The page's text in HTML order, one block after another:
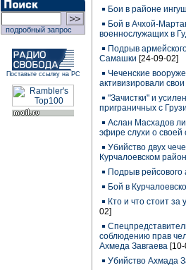
подробный запрос
Поставьте ссылку на РС
Бои в районе
Бой в Ачхой-
военнослужащих в
Подрыв
Самашки [24-09-02]
Чеченские
активизировали
"Зачистки" и
приграничных с
Аслан Масхадов
эфире слухи о своей
Убийство двух
Курчалоевском
Подрыв рейсового
Бой в
Кто и что стоит за
02]
соблюдению прав
Ахмеда Завгаева
Убийство Ахмада